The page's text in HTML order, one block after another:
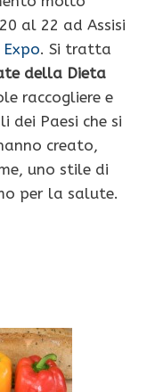
al 22 ad Assisi
. Si tratta
della Dieta
raccogliere e
dei Paesi che si
creato,
uno stile di
per la salute.